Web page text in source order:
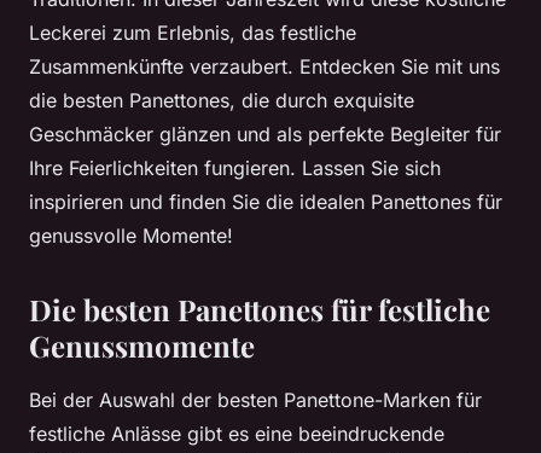
Leckerei zum Erlebnis, das festliche
Zusammenkünfte verzaubert. Entdecken Sie mit uns
die besten Panettones, die durch exquisite
Geschmäcker glänzen und als perfekte Begleiter für
Ihre Feierlichkeiten fungieren. Lassen Sie sich
inspirieren und finden Sie die idealen Panettones für
genussvolle Momente!
Die besten Panettones für festliche
Genussmomente
Bei der Auswahl der besten Panettone-Marken für
festliche Anlässe gibt es eine beeindruckende